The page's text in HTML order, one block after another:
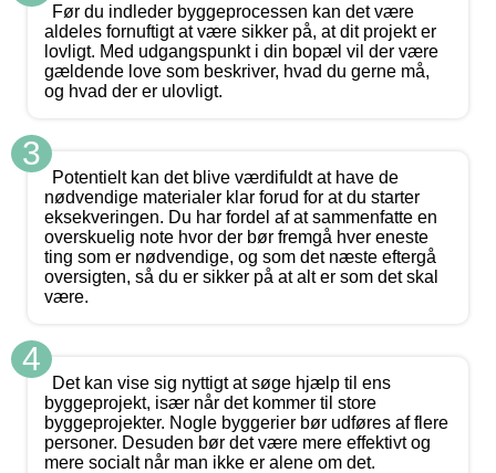
Før du indleder byggeprocessen kan det være
aldeles fornuftigt at være sikker på, at dit projekt er
lovligt. Med udgangspunkt i din bopæl vil der være
gældende love som beskriver, hvad du gerne må,
og hvad der er ulovligt.
3
Potentielt kan det blive værdifuldt at have de
nødvendige materialer klar forud for at du starter
eksekveringen. Du har fordel af at sammenfatte en
overskuelig note hvor der bør fremgå hver eneste
ting som er nødvendige, og som det næste eftergå
oversigten, så du er sikker på at alt er som det skal
være.
4
Det kan vise sig nyttigt at søge hjælp til ens
byggeprojekt, især når det kommer til store
byggeprojekter. Nogle byggerier bør udføres af flere
personer. Desuden bør det være mere effektivt og
mere socialt når man ikke er alene om det.